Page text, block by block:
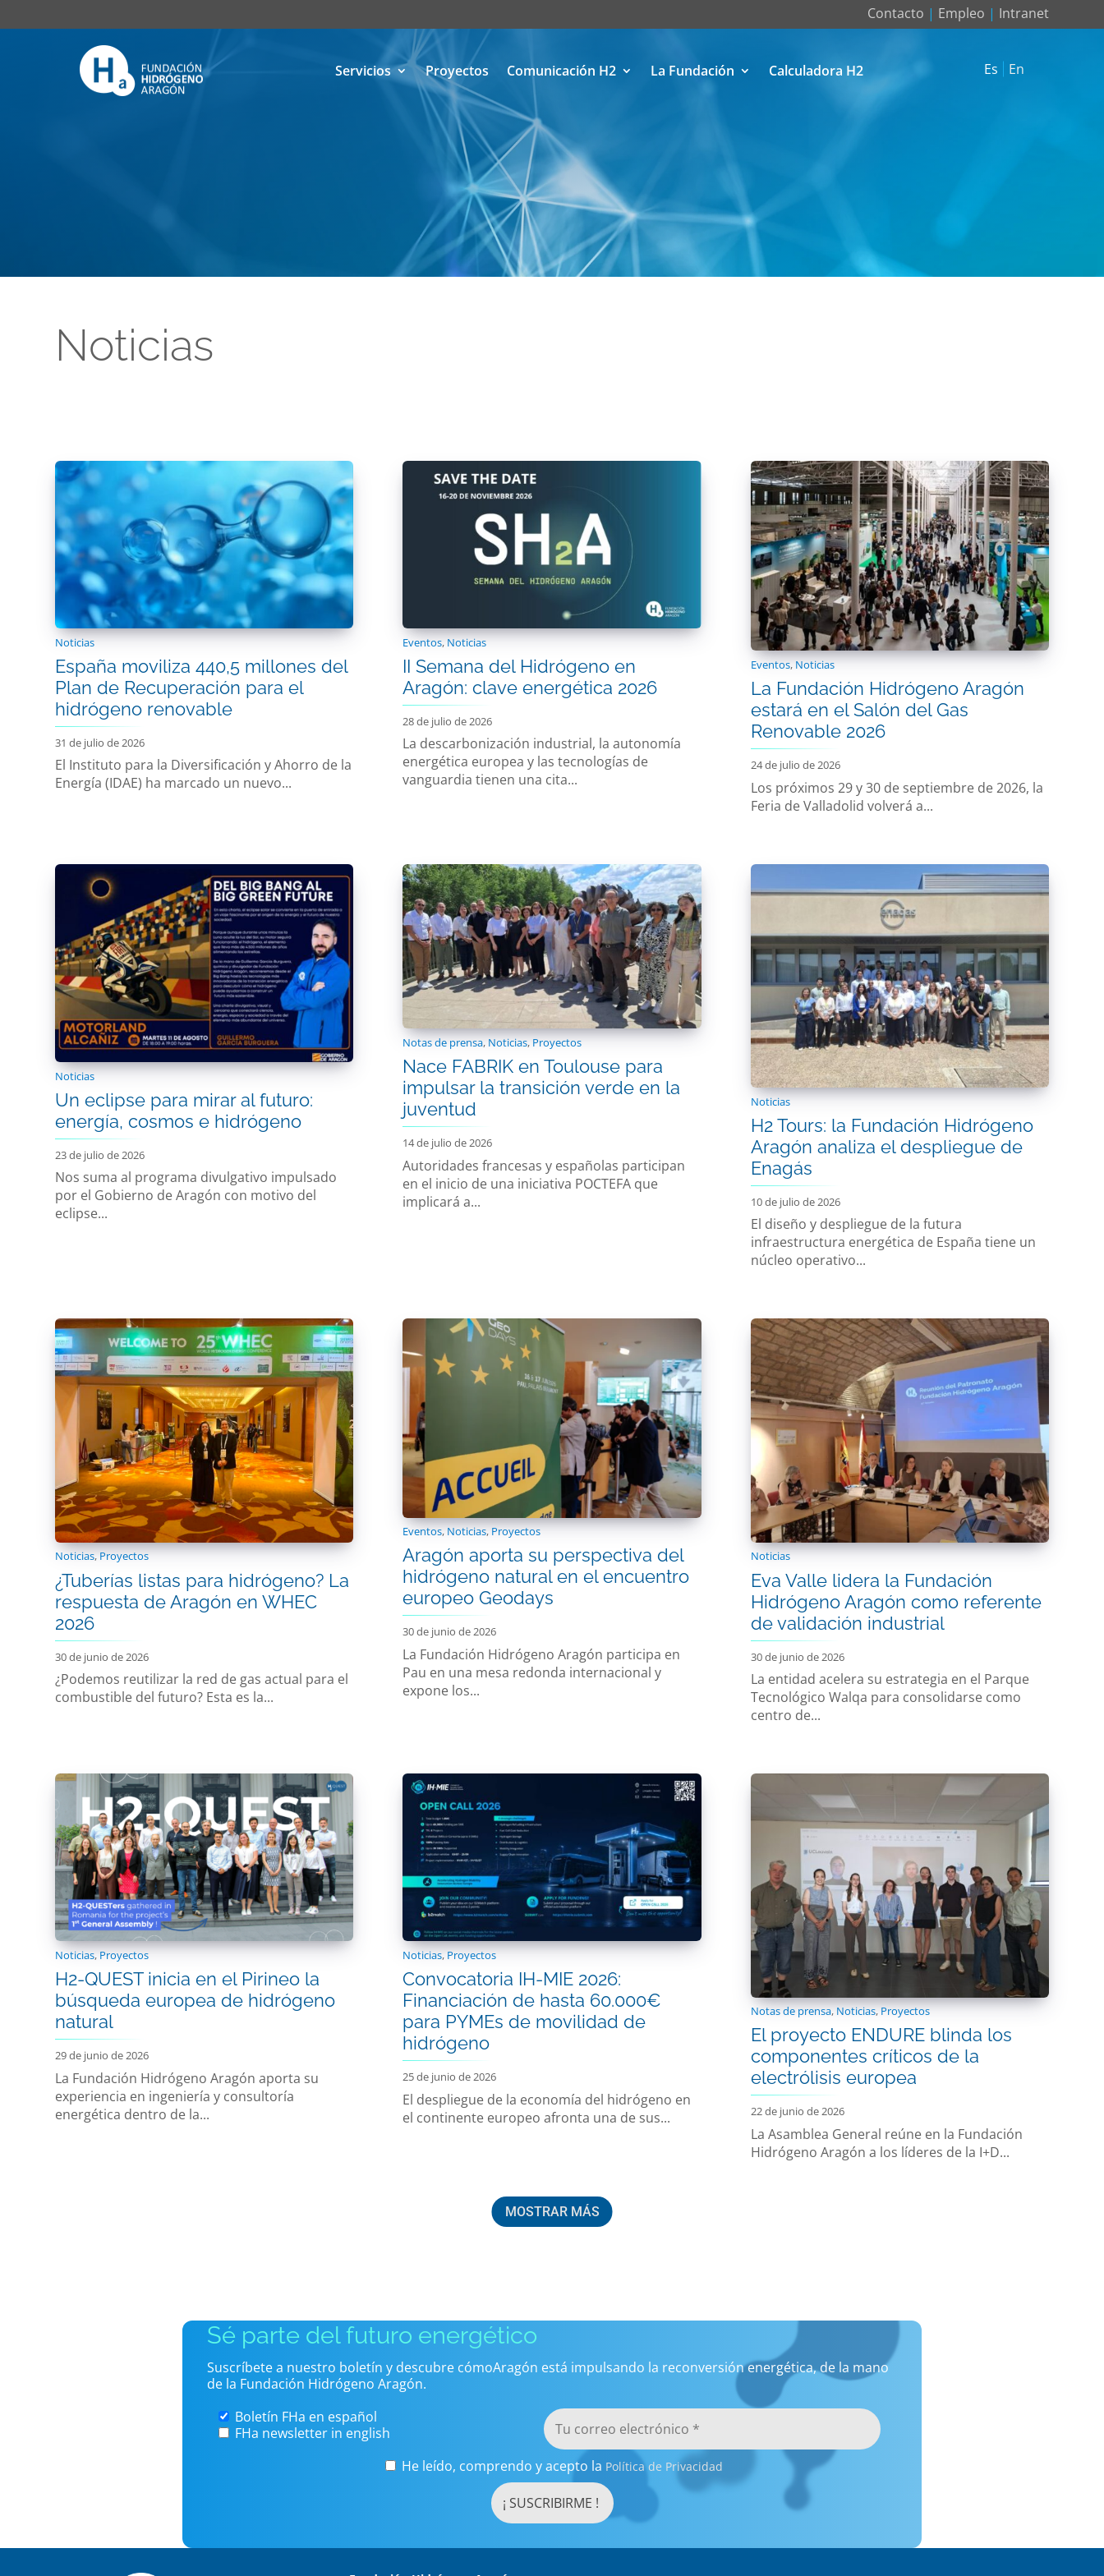
Contacto | Empleo | Intranet
Servicios Proyectos Comunicación H2 La Fundación Calculadora H2 Es En
Noticias
Noticias
España moviliza 440,5 millones del
Plan de Recuperación para el
hidrógeno renovable
31 de julio de 2026
El Instituto para la Diversificación y Ahorro de la
Energía (IDAE) ha marcado un nuevo...
Eventos, Noticias
II Semana del Hidrógeno en
Aragón: clave energética 2026
28 de julio de 2026
La descarbonización industrial, la autonomía
energética europea y las tecnologías de
vanguardia tienen una cita...
Eventos, Noticias
La Fundación Hidrógeno Aragón
estará en el Salón del Gas
Renovable 2026
24 de julio de 2026
Los próximos 29 y 30 de septiembre de 2026, la
Feria de Valladolid volverá a...
Noticias
Un eclipse para mirar al futuro:
energía, cosmos e hidrógeno
23 de julio de 2026
Nos suma al programa divulgativo impulsado
por el Gobierno de Aragón con motivo del
eclipse...
Notas de prensa, Noticias, Proyectos
Nace FABRIK en Toulouse para
impulsar la transición verde en la
juventud
14 de julio de 2026
Autoridades francesas y españolas participan
en el inicio de una iniciativa POCTEFA que
implicará a...
Noticias
H2 Tours: la Fundación Hidrógeno
Aragón analiza el despliegue de
Enagás
10 de julio de 2026
El diseño y despliegue de la futura
infraestructura energética de España tiene un
núcleo operativo...
Noticias, Proyectos
¿Tuberías listas para hidrógeno? La
respuesta de Aragón en WHEC
2026
30 de junio de 2026
¿Podemos reutilizar la red de gas actual para el
combustible del futuro? Esta es la...
Eventos, Noticias, Proyectos
Aragón aporta su perspectiva del
hidrógeno natural en el encuentro
europeo Geodays
30 de junio de 2026
La Fundación Hidrógeno Aragón participa en
Pau en una mesa redonda internacional y
expone los...
Noticias
Eva Valle lidera la Fundación
Hidrógeno Aragón como referente
de validación industrial
30 de junio de 2026
La entidad acelera su estrategia en el Parque
Tecnológico Walqa para consolidarse como
centro de...
Noticias, Proyectos
H2-QUEST inicia en el Pirineo la
búsqueda europea de hidrógeno
natural
29 de junio de 2026
La Fundación Hidrógeno Aragón aporta su
experiencia en ingeniería y consultoría
energética dentro de la...
Noticias, Proyectos
Convocatoria IH-MIE 2026:
Financiación de hasta 60.000€
para PYMEs de movilidad de
hidrógeno
25 de junio de 2026
El despliegue de la economía del hidrógeno en
el continente europeo afronta una de sus...
Notas de prensa, Noticias, Proyectos
El proyecto ENDURE blinda los
componentes críticos de la
electrólisis europea
22 de junio de 2026
La Asamblea General reúne en la Fundación
Hidrógeno Aragón a los líderes de la I+D...
MOSTRAR MÁS
Sé parte del futuro energético
Suscríbete a nuestro boletín y descubre cómoAragón está impulsando la reconversión energética, de la mano
de la Fundación Hidrógeno Aragón.
Boletín FHa en español
FHa newsletter in english
He leído, comprendo y acepto la Política de Privacidad